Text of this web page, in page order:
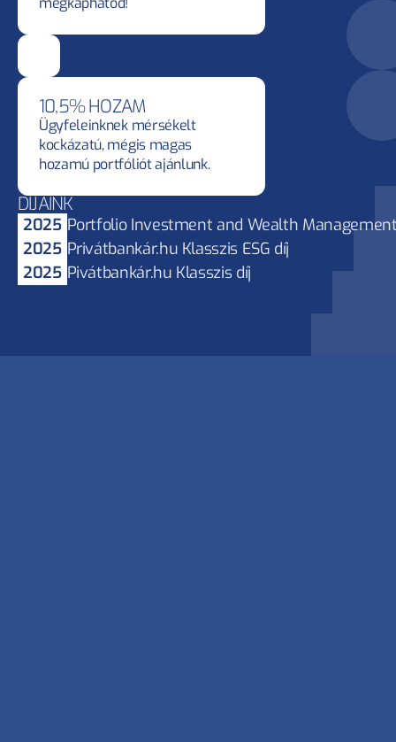
10,5% HOZAM
Ügyfeleinknek mérsékelt
kockázatú, mégis magas
hozamú portfóliót ajánlunk.
DÍJAINK
2025 Portfolio Investment and Wealth
2025 Privátbankár.hu Klasszis ESG díj
2025 Pivátbankár.hu Klasszis díj